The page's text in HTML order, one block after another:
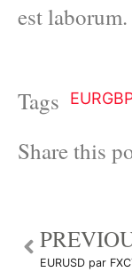
est laborum.
Tags
Share this
EURUSD par